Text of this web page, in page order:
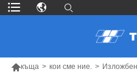
къща > кои сме ние. >